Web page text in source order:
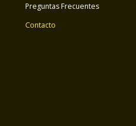
Preguntas Frecuentes
Contacto